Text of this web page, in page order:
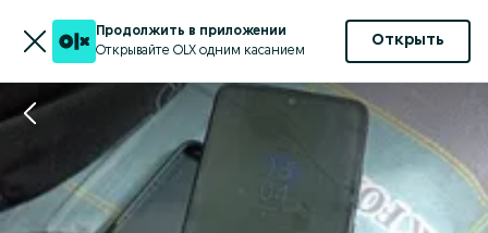
Продолжить в приложении
Открывайте OLX одним касанием
Открыть